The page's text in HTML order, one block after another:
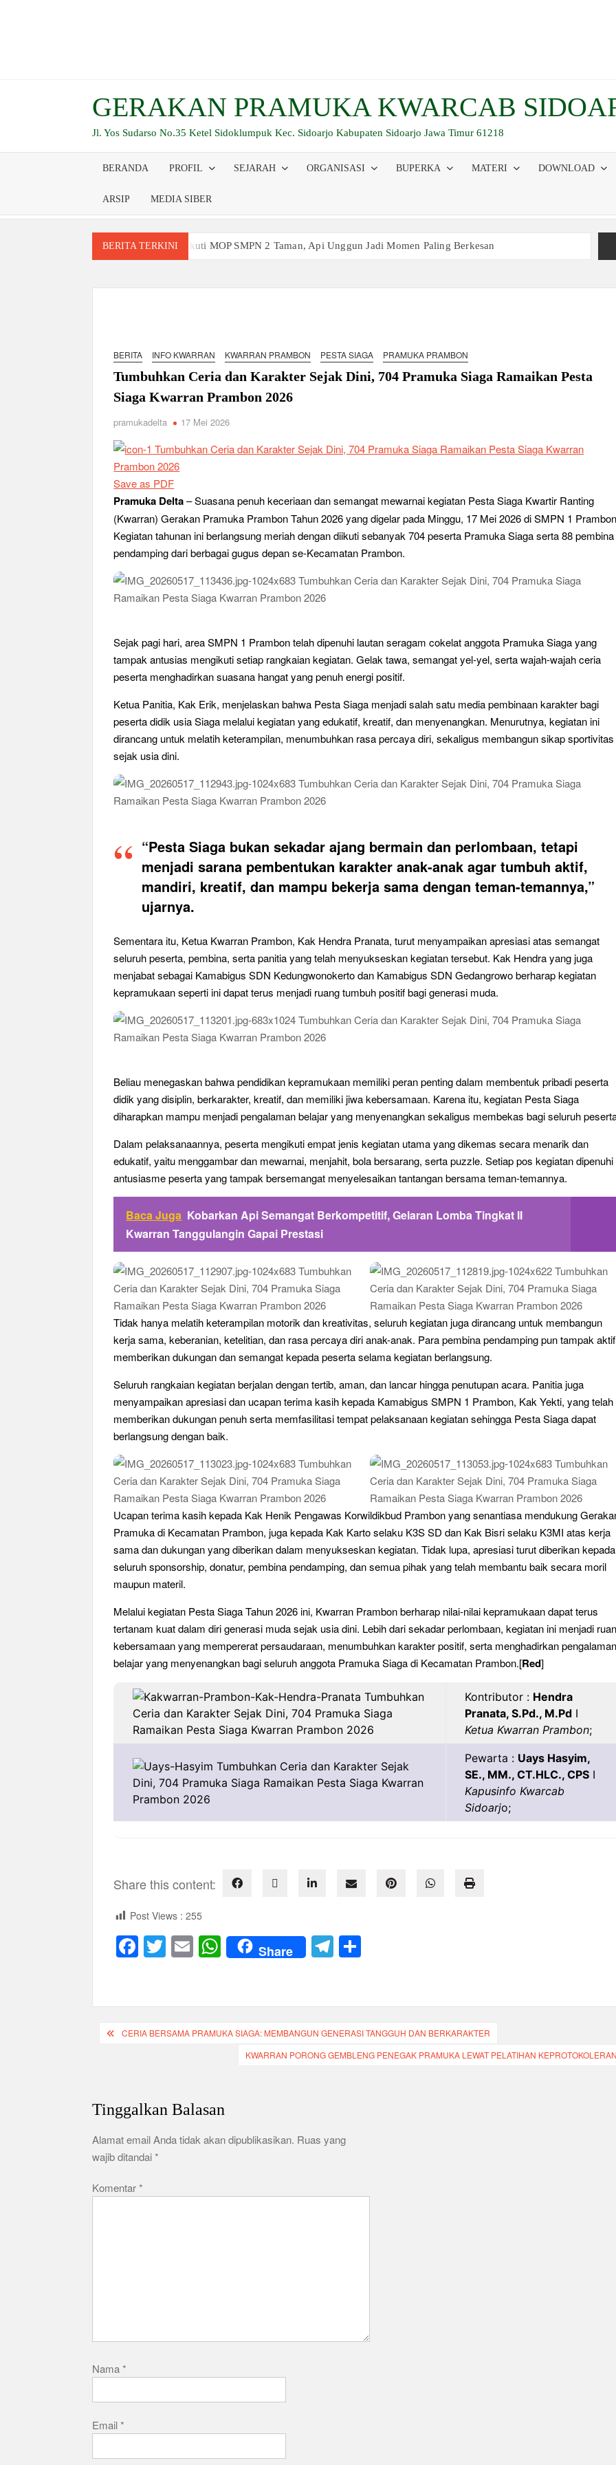
GERAKAN PRAMUKA KWARCAB
Jl. Yos Sudarso No.35 Ketel Sidoklumpuk Kec. Sidoarjo Kabupaten Sidoarjo Jawa Timur 61218
BERANDA PROFIL SEJARAH ORGANISASI BUPERKA MATERI DOWNLOAD
ARSIP MEDIA SIBER
BERITA TERKINI
Siswa Baru Antusias Ikuti MOP SMPN 2 Taman, Api Unggun Jadi Momen Paling Berkesan
Berkarakter, Berprestasi, Berbudi Luhur : Lomba Tingkat I Gudep 14.077-14.078 Pangkalan SDN Sidodadi 1
Taman Cetak Generasi Tangguh
Pramuka SMKN 1 Jabon Tempa Disiplin dan Kepedulian Sosial Melalui Jelajah Desa
Gemuruh Semangat di Pangkalan SMP YPM 1 Taman: Saat Kompetisi Mencetak Karakter dan Merajut
Generasi di PSCC VI
Bukan Cuma Kemah! Pramuka SMK YPM 3 Taman Adopsi Sistem Kerja Industri Lewat KPDA
Kwarran Porong Gembleng Penegak Pramuka Lewat Pelatihan Keprotokoleran
Tumbuhkan Ceria dan Karakter Sejak Dini, 704 Pramuka Siaga Ramaikan Pesta Siaga Kwarran Prambon
Karena Karakter Tidak Dibentuk di Ruang Nyaman, LT-1 SDN Pagerwojo Hadir Menempa Ketangguhan
Gelar Musppanitera 2026, Kwarran Taman Cetak Pemimpin Baru dan Perkuat Kolaborasi Lintas Pangkalan
Musran X Kwarran Jabon Jadi Titik Awal Kebangkitan Pramuka yang Lebih Inovatif dan Progresif
Peringanti Momentum Hardiknas, Kwarran Sedati Gelar Rapat Kerja
BERITA INFO KWARRAN KWARRAN PRAMBON PESTA SIAGA PRAMUKA PRAMBON
Tumbuhkan Ceria dan Karakter Sejak Dini, 704 Pramuka Siaga Ramaikan Pesta
Siaga Kwarran Prambon 2026
pramukadelta 17 Mei 2026
Save as PDF
Pramuka Delta– Suasana penuh keceriaan dan semangat mewarnai kegiatan Pesta Siaga Kwartir Ranting
(Kwarran) Gerakan Pramuka Prambon Tahun 2026 yang digelar pada Minggu, 17 Mei 2026 di SMPN 1
Kegiatan tahunan ini berlangsung meriah dengan diikuti sebanyak 704 peserta Pramuka Siaga serta 88 pembina
pendamping dari berbagai gugus depan se-Kecamatan Prambon.
Sejak pagi hari, area SMPN 1 Prambon telah dipenuhi lautan seragam cokelat anggota Pramuka Siaga yang
tampak antusias mengikuti setiap rangkaian kegiatan. Gelak tawa, semangat yel-yel, serta wajah-wajah ceria
peserta menghadirkan suasana hangat yang penuh energi positif.
Ketua Panitia, Kak Erik, menjelaskan bahwa Pesta Siaga menjadi salah satu media pembinaan karakter bagi
peserta didik usia Siaga melalui kegiatan yang edukatif, kreatif, dan menyenangkan. Menurutnya, kegiatan ini
dirancang untuk melatih keterampilan, menumbuhkan rasa percaya diri, sekaligus membangun sikap sportivitas
sejak usia dini.
“Pesta Siaga bukan sekadar ajang bermain dan perlombaan, tetapi
menjadi sarana pembentukan karakter anak-anak agar tumbuh aktif,
mandiri, kreatif, dan mampu bekerja sama dengan teman-temannya,”
ujarnya.
Sementara itu, Ketua Kwarran Prambon, Kak Hendra Pranata, turut menyampaikan apresiasi atas semangat
seluruh peserta, pembina, serta panitia yang telah menyukseskan kegiatan tersebut. Kak Hendra yang juga
menjabat sebagai Kamabigus SDN Kedungwonokerto dan Kamabigus SDN Gedangrowo berharap kegiatan
kepramukaan seperti ini dapat terus menjadi ruang tumbuh positif bagi generasi muda.
Beliau menegaskan bahwa pendidikan kepramukaan memiliki peran penting dalam membentuk pribadi peserta
didik yang disiplin, berkarakter, kreatif, dan memiliki jiwa kebersamaan. Karena itu, kegiatan Pesta Siaga
diharapkan mampu menjadi pengalaman belajar yang menyenangkan sekaligus membekas bagi seluruh
Dalam pelaksanaannya, peserta mengikuti empat jenis kegiatan utama yang dikemas secara menarik dan
edukatif, yaitu menggambar dan mewarnai, menjahit, bola bersarang, serta puzzle. Setiap pos kegiatan dipenuhi
antusiasme peserta yang tampak bersemangat menyelesaikan tantangan bersama teman-temannya.
Baca Juga Kobarkan Api Semangat Berkompetitif, Gelaran Lomba Tingkat II
Kwarran Tanggulangin Gapai Prestasi
Tidak hanya melatih keterampilan motorik dan kreativitas, seluruh kegiatan juga dirancang untuk membangun
kerja sama, keberanian, ketelitian, dan rasa percaya diri anak-anak. Para pembina pendamping pun tampak aktif
memberikan dukungan dan semangat kepada peserta selama kegiatan berlangsung.
Seluruh rangkaian kegiatan berjalan dengan tertib, aman, dan lancar hingga penutupan acara. Panitia juga
menyampaikan apresiasi dan ucapan terima kasih kepada Kamabigus SMPN 1 Prambon, Kak Yekti, yang telah
memberikan dukungan penuh serta memfasilitasi tempat pelaksanaan kegiatan sehingga Pesta Siaga dapat
berlangsung dengan baik.
Ucapan terima kasih kepada Kak Henik Pengawas Korwildikbud Prambon yang senantiasa mendukung
Pramuka di Kecamatan Prambon, juga kepada Kak Karto selaku K3S SD dan Kak Bisri selaku K3MI atas kerja
sama dan dukungan yang diberikan dalam menyukseskan kegiatan. Tidak lupa, apresiasi turut diberikan kepada
seluruh sponsorship, donatur, pembina pendamping, dan semua pihak yang telah membantu baik secara moril
maupun materil.
Melalui kegiatan Pesta Siaga Tahun 2026 ini, Kwarran Prambon berharap nilai-nilai kepramukaan dapat terus
tertanam kuat dalam diri generasi muda sejak usia dini. Lebih dari sekadar perlombaan, kegiatan ini menjadi
kebersamaan yang mempererat persaudaraan, menumbuhkan karakter positif, serta menghadirkan
belajar yang menyenangkan bagi seluruh anggota Pramuka Siaga di Kecamatan Prambon.[Red]
Kontributor : Hendra
Pranata, S.Pd., M.Pd I
Ketua Kwarran Prambon;
Pewarta : Uays Hasyim,
SE., MM., CT.HLC., CPS I
Kapusinfo Kwarcab
Sidoarjo;
Share this content:
Post Views : 255
F
e
b
k
T
er
E W
h
s
A
Share T
gr
a
m
e
Navigasi
CERIA BERSAMA PRAMUKA SIAGA: MEMBANGUN GENERASI TANGGUH DAN BERKARAKTER
KWARRAN PORONG GEMBLENG PENEGAK PRAMUKA LEWAT PELATIHAN
Tinggalkan Balasan
Alamat email Anda tidak akan dipublikasikan. Ruas yang
wajib ditandai*
Komentar*
Nama*
Email*